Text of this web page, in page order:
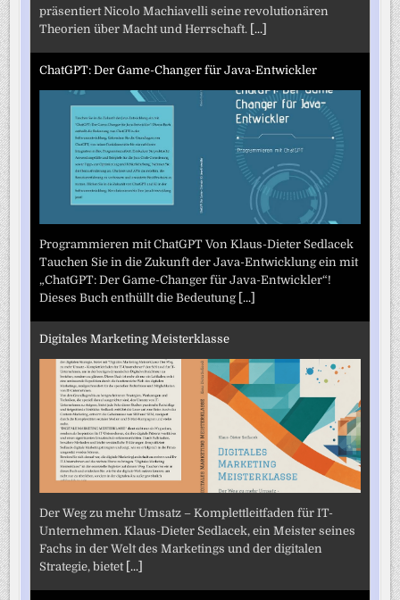
präsentiert Nicolo Machiavelli seine revolutionären
Theorien über Macht und Herrschaft. [...]
ChatGPT: Der Game-Changer für Java-Entwickler
Programmieren mit ChatGPT Von Klaus-Dieter Sedlacek
Tauchen Sie in die Zukunft der Java-Entwicklung ein mit
„ChatGPT: Der Game-Changer für Java-Entwickler“!
Dieses Buch enthüllt die Bedeutung [...]
Digitales Marketing Meisterklasse
Der Weg zu mehr Umsatz – Komplettleitfaden für IT-
Unternehmen. Klaus-Dieter Sedlacek, ein Meister seines
Fachs in der Welt des Marketings und der digitalen
Strategie, bietet [...]